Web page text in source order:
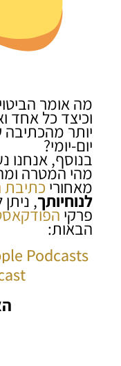
מה אומר
וכיצד כל אחד
יותר מהכתיבה
יום-יומי?
בנוסף, אנחנו
מהי המטרה
מאחורי
לנוחיותך,
פרקי
הבאות:
Podcasts